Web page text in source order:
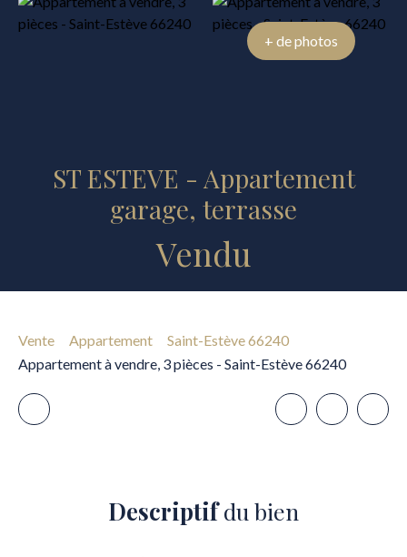
+ de photos
ST ESTEVE - Appartement
garage, terrasse
Vendu
Vente Appartement
Saint-Estève 66240
Appartement à vendre, 3 pièces - Saint-Estève 66240
Descriptifdu bien